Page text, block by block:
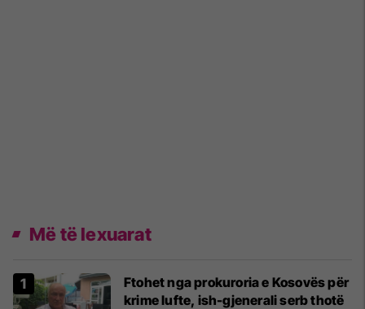
Më të lexuarat
Ftohet nga prokuroria e Kosovës për
krime lufte, ish-gjenerali serb thotë